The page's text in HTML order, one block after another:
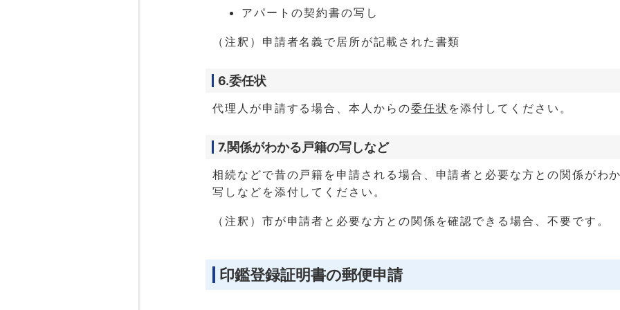
アパートの契約書の写し
（注釈）申請者名義で居所が記載された書類
6.委任状
代理人が申請する場合、本人からの委任状 を添付してください。
7.関係がわかる戸籍の写しなど
相続などで昔の戸籍を申請される場合、申請者と必要な方との関係がわ
写しなどを添付してください。
（注釈）市が申請者と必要な方との関係を確認できる場合、不要です。
印鑑登録証明書の郵便申請